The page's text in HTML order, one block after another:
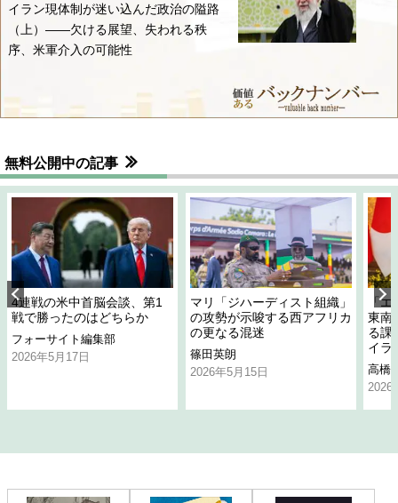
イラン現体制が迷い込んだ政治の隘路
（上）――欠ける展望、失われる秩
序、米軍介入の可能性
無料公開中の記事
4連戦の米中首脳会談、第1
戦で勝ったのはどちらか
フォーサイト編集部
2026年5月17日
マリ「ジハーディスト組織」
の攻勢が示唆する西アフリカ
の更なる混迷
篠田英朗
2026年5月15日
「
東南
る課
イラ
高橋
2026